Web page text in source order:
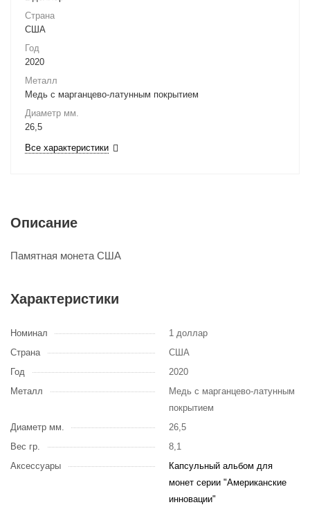
Страна
США
Год
2020
Металл
Медь с марганцево-латунным покрытием
Диаметр мм.
26,5
Все характеристики
Описание
Памятная монета США
Характеристики
Номинал
1 доллар
Страна
США
Год
2020
Металл
Медь с марганцево-латунным
покрытием
Диаметр мм.
26,5
Вес гр.
8,1
Аксессуары
Капсульный альбом для
монет серии "Американские
инновации"